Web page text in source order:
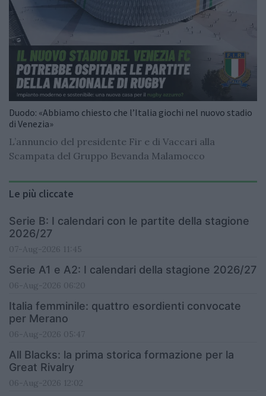
Duodo: «Abbiamo chiesto che l’Italia giochi nel nuovo stadio
di Venezia»
L’annuncio del presidente Fir e di Vaccari alla
Scampata del Gruppo Bevanda Malamocco
Le più cliccate
Serie B: I calendari con le partite della stagione
2026/27
07-Aug-2026 11:45
Serie A1 e A2: I calendari della stagione 2026/27
06-Aug-2026 06:20
Italia femminile: quattro esordienti convocate
per Merano
06-Aug-2026 05:47
All Blacks: la prima storica formazione per la
Great Rivalry
06-Aug-2026 12:02